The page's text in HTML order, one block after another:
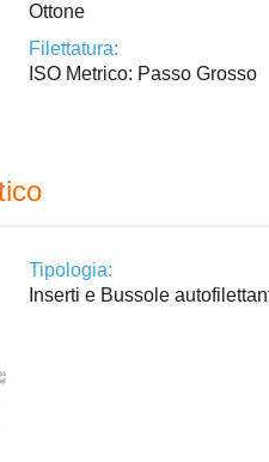
Ottone
Filettatura:
ISO Metrico: Passo Grosso
Tipologia:
Inserti e Bussole